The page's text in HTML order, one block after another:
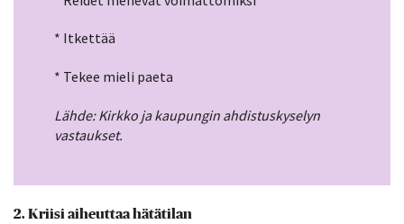
* Itkettää
* Tekee mieli paeta
Lähde: Kirkko ja kaupungin ahdistuskyselyn
vastaukset.
2. Kriisi aiheuttaa hätätilan